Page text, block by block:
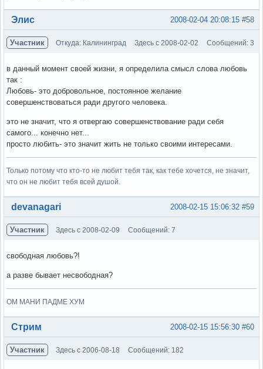
Вне форума #58
2008-02-04 20:08:15
Элис
Участник Откуда: Калининград Здесь с 2008-02-02 Сообщений: 3
в данный момент своей жизни, я определила смысл слова любовь
так :
Любовь- это добровольное, постоянное желание
совершенствоваться ради другого человека.
это не значит, что я отвергаю совершенствование ради себя
самого... конечно нет...
просто любить- это значит жить не только своими интересами.
Только потому что кто-то не любит тебя так, как тебе хочется, не значит,
что он не любит тебя всей душой.
Вне форума #59
2008-02-15 15:06:32
devanagari
Участник Здесь с 2008-02-09 Сообщений: 7
свободная любовь?!
а разве бывает несвободная?
ОМ МАНИ ПАДМЕ ХУМ
Вне форума #60
2008-02-15 15:56:30
Стрим
Участник Здесь с 2006-08-18 Сообщений: 182